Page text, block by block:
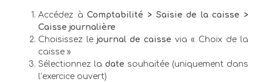
Accédez àComptabilité > Saisie de la caisse >
Caisse journalière
Choisissez le journal de caisse via « Choix de la
caisse »
Sélectionnez la date souhaitée (uniquement dans
l’exercice ouvert)